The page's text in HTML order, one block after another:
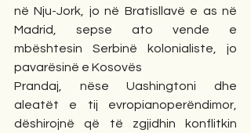
në Nju-Jork, jo në Bratisllavë e as në
Madrid, sepse ato vende e
mbështesin Serbinë kolonialiste, jo
pavarësinë e Kosovës
Prandaj, nëse Uashingtoni dhe
aleatët e tij evropianoperëndimor,
dëshirojnë që të zgjidhin konflitkin